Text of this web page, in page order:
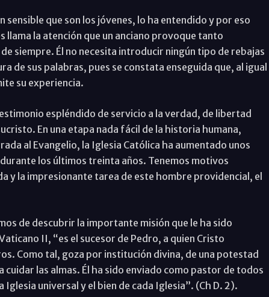
sensible que son los jóvenes, lo ha entendido y por eso
llama la atención que un anciano provoque tanto
siempre. Él no necesita introducir ningún tipo de rebajas
de sus palabras, pues se constata enseguida que, al igual
su experiencia.
espléndido de servicio a la verdad, de libertad
En una etapa nada fácil de la historia humana,
al Evangelio, la Iglesia Católica ha aumentado unos
los últimos treinta años. Tenemos motivos
y la impresionante tarea de este hombre providencial, el
de descubrir la importante misión que le ha sido
II, “es el sucesor de Pedro, a quien Cristo
Como tal, goza por institución divina, de una potestad
las almas. Él ha sido enviado como pastor de todos
universal y el bien de cada Iglesia”. (Ch D. 2).